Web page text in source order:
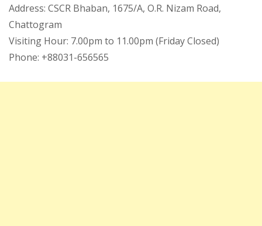
Address: CSCR Bhaban, 1675/A, O.R. Nizam Road,
Chattogram
Visiting Hour: 7.00pm to 11.00pm (Friday Closed)
Phone: +88031-656565